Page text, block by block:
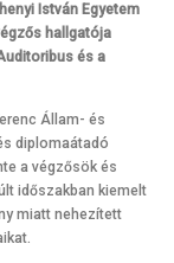
István Egyetem
hallgatója
és a
Állam- és
diplomaátadó
a végzősök és
időszakban kiemelt
miatt nehezített